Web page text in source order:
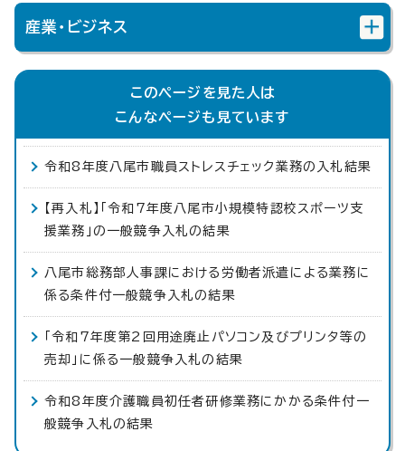
産業・ビジネス
このページを見た人は
こんなページも見ています
令和8年度八尾市職員ストレスチェック業務の入札結果
【再入札】「令和7年度八尾市小規模特認校スポーツ支
援業務」の一般競争入札の結果
八尾市総務部人事課における労働者派遣による業務に
係る条件付一般競争入札の結果
「令和7年度第2回用途廃止パソコン及びプリンタ等の
売却」に係る一般競争入札の結果
令和8年度介護職員初任者研修業務にかかる条件付一
般競争入札の結果